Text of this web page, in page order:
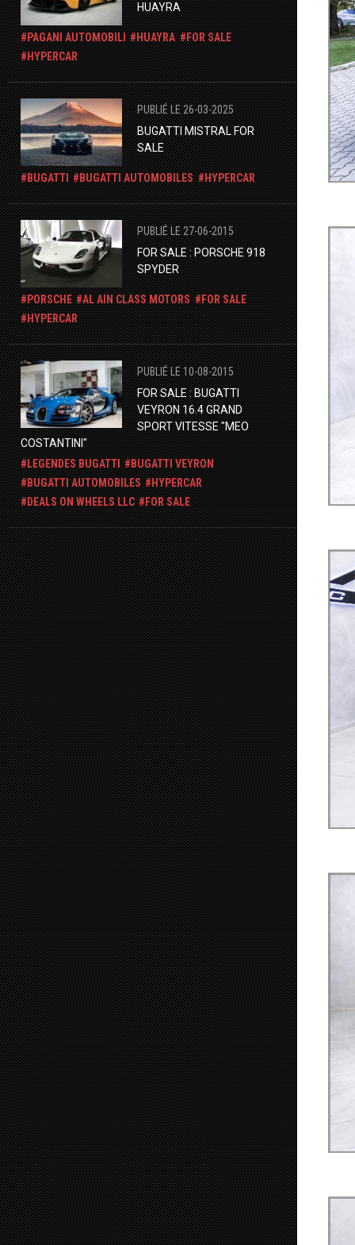
HUAYRA
PAGANI AUTOMOBILI HUAYRA
FOR SALE
HYPERCAR
PUBLIÉ LE 26-03-2025
BUGATTI MISTRAL FOR
SALE
BUGATTI BUGATTI AUTOMOBILES HYPERCAR
PUBLIÉ LE 27-06-2015
FOR SALE : PORSCHE 918
SPYDER
PORSCHE AL AIN CLASS MOTORS
FOR SALE
HYPERCAR
PUBLIÉ LE 10-08-2015
FOR SALE : BUGATTI
VEYRON 16.4 GRAND
SPORT VITESSE "MEO
COSTANTINI"
LEGENDES BUGATTI
BUGATTI VEYRON
BUGATTI AUTOMOBILES
HYPERCAR
DEALS ON WHEELS LLC
FOR SALE